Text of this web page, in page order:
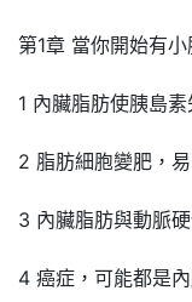
第1章 當你開始有
1 內臟脂肪使胰島
2 脂肪細胞變肥，
3 內臟脂肪與動脈
4 癌症，可能都是